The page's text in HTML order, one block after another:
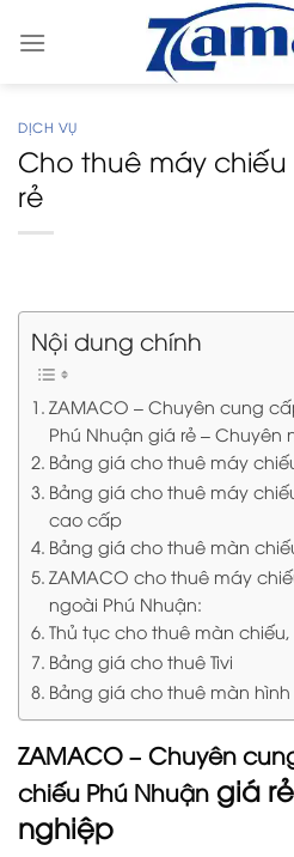
DỊCH VỤ
Cho thuê máy chiếu
rẻ
Nội dung chính
ZAMACO – Chuyên cung
Phú Nhuận giá rẻ – Chuyên
Bảng giá cho thuê máy
Bảng giá cho thuê máy
cao cấp
Bảng giá cho thuê màn
ZAMACO cho thuê máy
ngoài Phú Nhuận:
Thủ tục cho thuê màn
Bảng giá cho thuê Tivi
Bảng giá cho thuê màn
ZAMACO – Chuyên
chiếu Phú Nhuận giá
nghiệp